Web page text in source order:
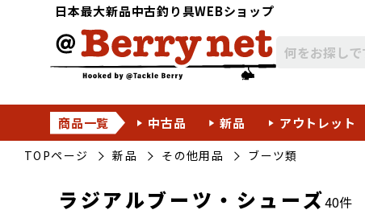
日本最大新品中古釣り具WEBショップ
商品一覧 中古品 新品 アウトレット
TOPページ 新品 その他用品 ブーツ類
ラジアルブーツ・シューズ40件